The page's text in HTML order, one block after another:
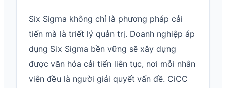
Six Sigma không chỉ là phương pháp cải
tiến mà là triết lý quản trị. Doanh nghiệp áp
dụng Six Sigma bền vững sẽ xây dựng
được văn hóa cải tiến liên tục, nơi mỗi nhân
viên đều là người giải quyết vấn đề. CiCC